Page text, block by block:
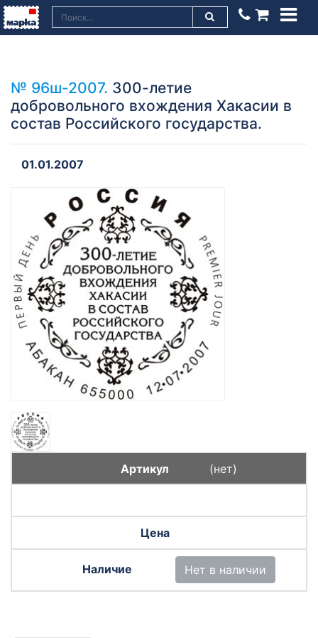
№ 96ш-2007. 300-летие
добровольного вхождения Хакасии в
состав Российского государства.
01.01.2007
(нет)
Нет в наличии